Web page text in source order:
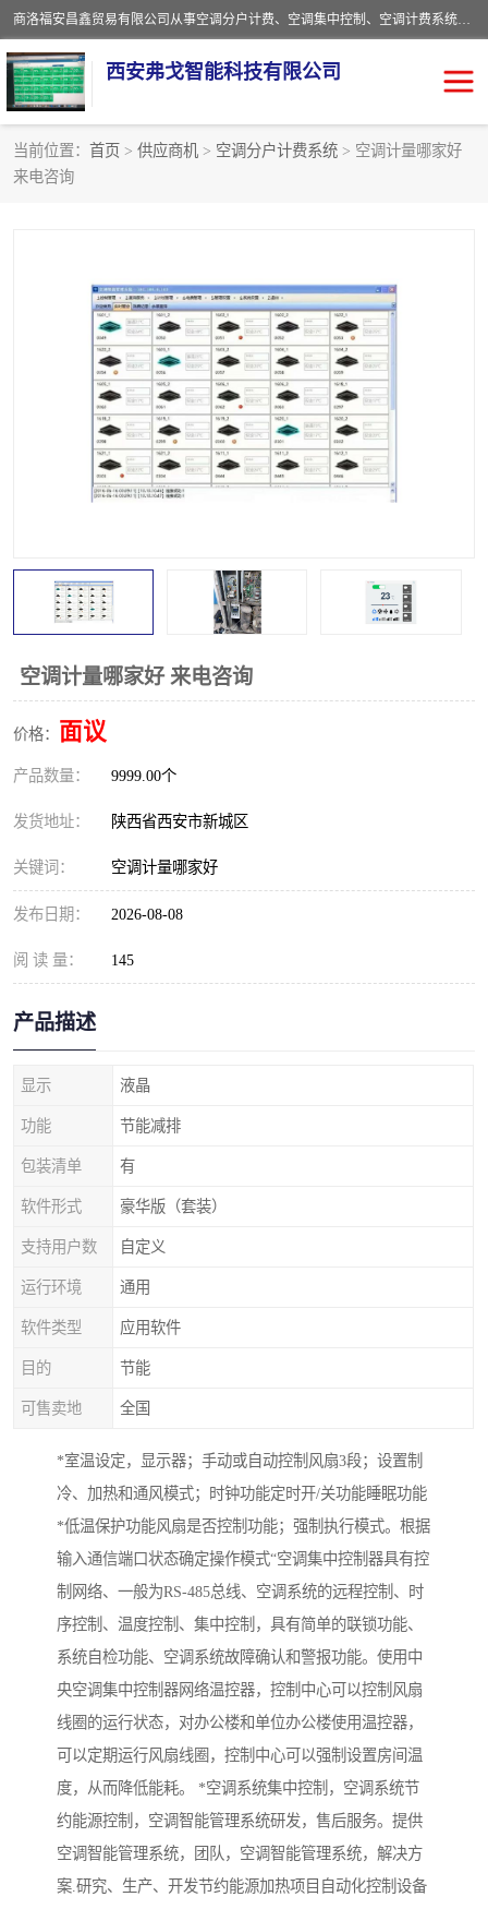
商洛福安昌鑫贸易有限公司从事空调分户计费、空调集中控制、空调计费系统、空调远程控制、中央空调分户计费、中央空调集中控制等产品的销售与安装。。语音控制，解放双手，让用户畅享安全、健康、便利、舒适、节能、愉悦的物联网智慧生活，我们竭诚为您提供住宅、别墅、公寓的智能家居化、智能办公化，智能酒店的解决方案。
西安弗戈智能科技有限公司
当前位置： 首页 > 供应商机 > 空调分户计费系统 > 空调计量哪家好
来电咨询
空调计量哪家好 来电咨询
价格： 面议
产品数量： 9999.00个
发货地址： 陕西省西安市新城区
关键词： 空调计量哪家好
发布日期： 2026-08-08
阅 读 量： 145
产品描述
显示 液晶
功能 节能减排
包装清单 有
软件形式 豪华版（套装）
支持用户数 自定义
运行环境 通用
软件类型 应用软件
目的 节能
可售卖地 全国
*室温设定，显示器；手动或自动控制风扇3段；设置制
冷、加热和通风模式；时钟功能定时开/关功能睡眠功能
*低温保护功能风扇是否控制功能；强制执行模式。根据
输入通信端口状态确定操作模式“空调集中控制器具有控
制网络、一般为RS-485总线、空调系统的远程控制、时
序控制、温度控制、集中控制，具有简单的联锁功能、
系统自检功能、空调系统故障确认和警报功能。使用中
央空调集中控制器网络温控器，控制中心可以控制风扇
线圈的运行状态，对办公楼和单位办公楼使用温控器，
可以定期运行风扇线圈，控制中心可以强制设置房间温
度，从而降低能耗。 *空调系统集中控制，空调系统节
约能源控制，空调智能管理系统研发，售后服务。提供
空调智能管理系统，团队，空调智能管理系统，解决方
案.研究、生产、开发节约能源加热项目自动化控制设备
中央空调集中控制
空调计费系统 空调分户计费
中央空调计费系统 空调分户计费系统